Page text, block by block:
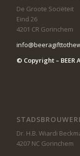
De Groote Sociëteit
Eind 26
4201 CR Gorinchem
© Copyright – BEER
Dr. H.B. Wiardi
4207 NC Gorinchem